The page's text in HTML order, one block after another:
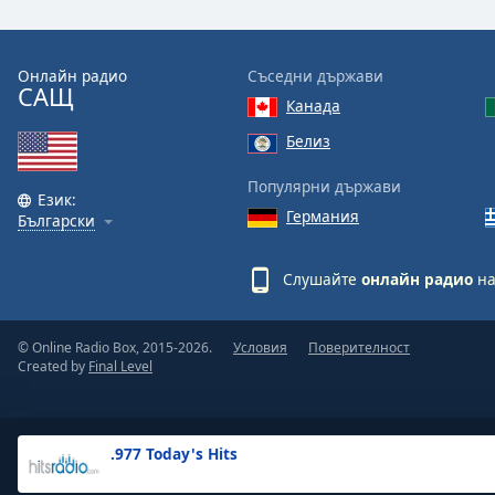
Text
Opacity
Background
.977 Today's Hits
Онлайн радио
САЩ
Език:
Български
Съседни държави
Канада
Белиз
Популярни държави
Германия
Слушайте онлайн радио
© Online Radio Box, 2015-2026.
Created by Final Level
Условия Поверителност